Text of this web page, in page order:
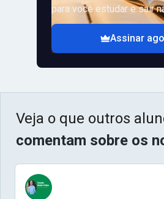
para você estudar e sair
Assinar
Veja o que outros
comentam sobre os